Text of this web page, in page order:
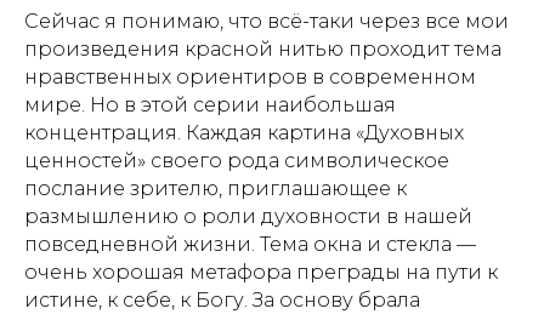
Сейчас я понимаю, что всё-таки через все мои
произведения красной нитью проходит тема
нравственных ориентиров в современном
мире. Но в этой серии наибольшая
концентрация. Каждая картина «Духовных
ценностей» своего рода символическое
послание зрителю, приглашающее к
размышлению о роли духовности в нашей
повседневной жизни. Тема окна и стекла —
очень хорошая метафора преграды на пути к
истине, к себе, к Богу. За основу брала